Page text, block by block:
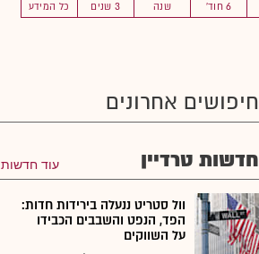
6 חוד' שנה 3 שנים כל המידע
חיפושים אחרונים
חדשות טרדיין עוד חדשות
וול סטריט ננעלה בירידות חדות:
הפד, הנפט והשבבים הכבידו
על השווקים